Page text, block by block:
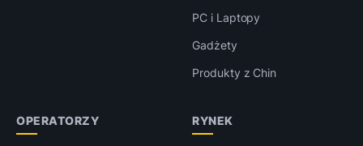
PC i Laptopy
Gadżety
Produkty z Chin
OPERATORZY RYNEK